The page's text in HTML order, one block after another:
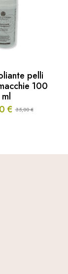
pelli
100
ml
35,00€
Il€
Il